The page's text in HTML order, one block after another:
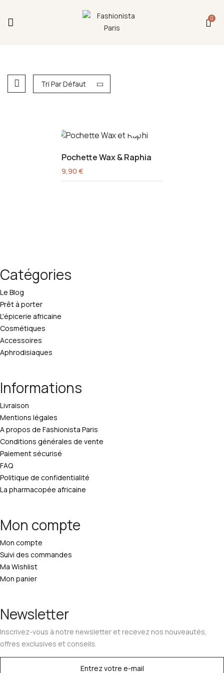
0
Tri Par Défaut
Pochette Wax & Raphia
9,90€
Catégories
Le Blog
Prêt à porter
L'épicerie africaine
Cosmétiques
Accessoires
Aphrodisiaques
Informations
Livraison
Mentions légales
A propos de Fashionista Paris
Conditions générales de vente
Paiement sécurisé
FAQ
Politique de confidentialité
La pharmacopée africaine
Mon compte
Mon compte
Suivi des commandes
Ma Wishlist
Mon panier
Newsletter
Inscrivez-vous à notre newsletter et recevez nos nouveautés,
offres exclusives et conseils.
Fermeture annuelle du 17 juillet 16h au 12 août.
L'ajout au panier est indisponible et aucune
commande ni remise en main propre ne sera